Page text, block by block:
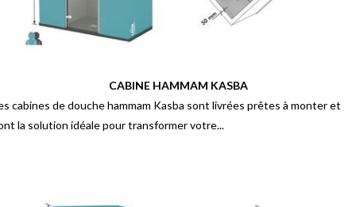
CABINE HAMMAM KASBA
cabines de douche hammam Kasba sont livrées prêtes à monter et
la solution idéale pour transformer votre...